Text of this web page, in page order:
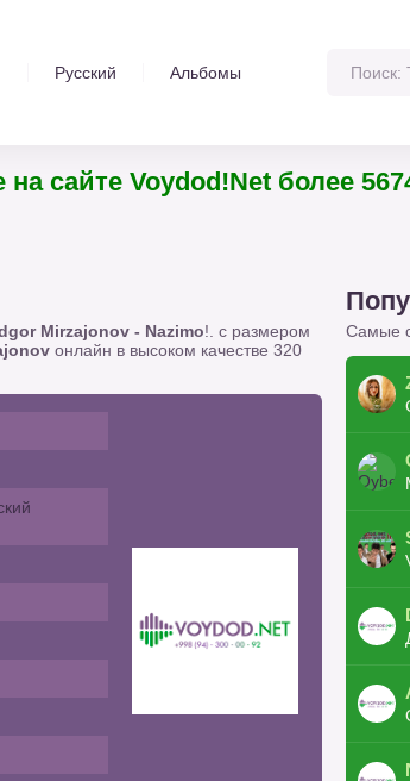
Русский Альбомы
Voydod!Net более 5674
Mirzajonov - Nazimo!. с размером
онлайн в высоком качестве 320
Самые